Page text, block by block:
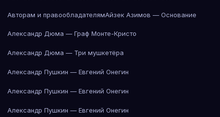
Авторам и правообладателямАйзек Азимов — Основание
Александр Дюма — Граф Монте-Кристо
Александр Дюма — Три мушкетёра
Александр Пушкин — Евгений Онегин
Александр Пушкин — Евгений Онегин
Александр Пушкин — Евгений Онегин